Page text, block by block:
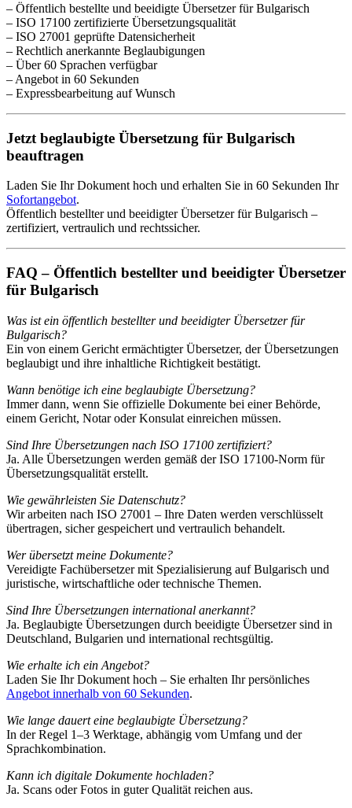
– Öffentlich bestellte und beeidigte Übersetzer für Bulgarisch
– ISO 17100 zertifizierte Übersetzungsqualität
– ISO 27001 geprüfte Datensicherheit
– Rechtlich anerkannte Beglaubigungen
– Über 60 Sprachen verfügbar
– Angebot in 60 Sekunden
– Expressbearbeitung auf Wunsch
Jetzt beglaubigte Übersetzung für Bulgarisch
beauftragen
Laden Sie Ihr Dokument hoch und erhalten Sie in 60 Sekunden Ihr
Sofortangebot.
Öffentlich bestellter und beeidigter Übersetzer für Bulgarisch –
zertifiziert, vertraulich und rechtssicher.
FAQ – Öffentlich bestellter und beeidigter Übersetzer
für Bulgarisch
Was ist ein öffentlich bestellter und beeidigter Übersetzer für
Bulgarisch?
Ein von einem Gericht ermächtigter Übersetzer, der Übersetzungen
beglaubigt und ihre inhaltliche Richtigkeit bestätigt.
Wann benötige ich eine beglaubigte Übersetzung?
Immer dann, wenn Sie offizielle Dokumente bei einer Behörde,
einem Gericht, Notar oder Konsulat einreichen müssen.
Sind Ihre Übersetzungen nach ISO 17100 zertifiziert?
Ja. Alle Übersetzungen werden gemäß der ISO 17100-Norm für
Übersetzungsqualität erstellt.
Wie gewährleisten Sie Datenschutz?
Wir arbeiten nach ISO 27001 – Ihre Daten werden verschlüsselt
übertragen, sicher gespeichert und vertraulich behandelt.
Wer übersetzt meine Dokumente?
Vereidigte Fachübersetzer mit Spezialisierung auf Bulgarisch und
juristische, wirtschaftliche oder technische Themen.
Sind Ihre Übersetzungen international anerkannt?
Ja. Beglaubigte Übersetzungen durch beeidigte Übersetzer sind in
Deutschland, Bulgarien und international rechtsgültig.
Wie erhalte ich ein Angebot?
Laden Sie Ihr Dokument hoch – Sie erhalten Ihr persönliches
Angebot innerhalb von 60 Sekunden.
Wie lange dauert eine beglaubigte Übersetzung?
In der Regel 1–3 Werktage, abhängig vom Umfang und der
Sprachkombination.
Kann ich digitale Dokumente hochladen?
Ja. Scans oder Fotos in guter Qualität reichen aus.